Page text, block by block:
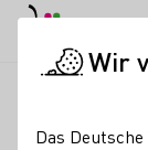
Wir
Das